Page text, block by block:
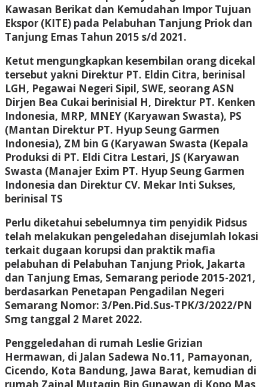
Kawasan Berikat dan Kemudahan Impor Tujuan
Ekspor (KITE) pada Pelabuhan Tanjung Priok dan
Tanjung Emas Tahun 2015 s/d 2021.
Ketut mengungkapkan kesembilan orang dicekal
tersebut yakni Direktur PT. Eldin Citra, berinisal
LGH, Pegawai Negeri Sipil, SWE, seorang ASN
Dirjen Bea Cukai berinisial H, Direktur PT. Kenken
Indonesia, MRP, MNEY (Karyawan Swasta), PS
(Mantan Direktur PT. Hyup Seung Garmen
Indonesia), ZM bin G (Karyawan Swasta (Kepala
Produksi di PT. Eldi Citra Lestari, JS (Karyawan
Swasta (Manajer Exim PT. Hyup Seung Garmen
Indonesia dan Direktur CV. Mekar Inti Sukses,
berinisal TS
Perlu diketahui sebelumnya tim penyidik Pidsus
telah melakukan pengeledahan disejumlah lokasi
terkait dugaan korupsi dan praktik mafia
pelabuhan di Pelabuhan Tanjung Priok, Jakarta
dan Tanjung Emas, Semarang periode 2015-2021,
berdasarkan Penetapan Pengadilan Negeri
Semarang Nomor: 3/Pen.Pid.Sus-TPK/3/2022/PN
Smg tanggal 2 Maret 2022.
Penggeledahan di rumah Leslie Grizian
Hermawan, di Jalan Sadewa No.11, Pamayonan,
Cicendo, Kota Bandung, Jawa Barat, kemudian di
rumah Zainal Mutaqin Bin Gunawan di Kopo Mas